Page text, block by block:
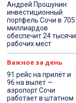
Андрей Прошунин:
инвестиционный
портфель Сочи в 705
миллиардов
обеспечит 24 тысячи
рабочих мест
Важное за день
91 рейс на прилёт и
96 на вылет —
аэропорт Сочи
работает в штатном